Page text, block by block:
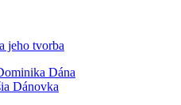
jeho tvorba
Dána
Dánovka